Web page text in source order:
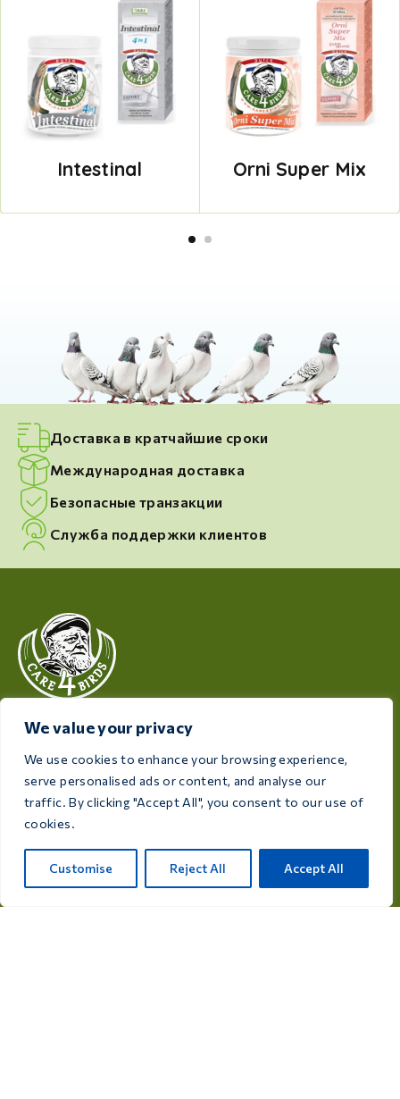
We value your privacy
We use cookies to enhance your browsing experience,
serve personalised ads or content, and analyse our
traffic. By clicking "Accept All", you consent to our use of
cookies.
Customise Reject All Accept All
Intestinal Orni Super Mix
Доставка в кратчайшие сроки
Международная доставка
Безопасные транзакции
Служба поддержки клиентов
Компания Care 4 Birds, заботящаяся о здоровье и
высококачественную продукцию, разработанную
с учетом потребностей каждого птицевода и
любителя птиц.
Рейксвег, 28а, 7975 RT Уффелте, Нидерланды
info@care4bird.nl